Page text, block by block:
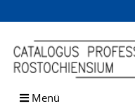
Browsen
direkt zum Inhalt
Menü